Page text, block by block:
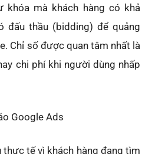
khóa mà khách hàng có khả
đấu thầu (bidding) để quảng
Chỉ số được quan tâm nhất là
chi phí khi người dùng nhấp
Google Ads
thực tế vì khách hàng đang tìm